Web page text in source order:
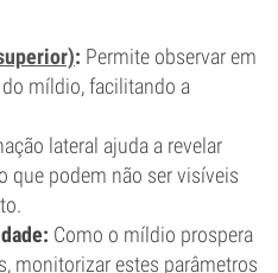
: Permite observar em
míldio, facilitando a
lateral ajuda a revelar
que podem não ser visíveis
Como o míldio prospera
monitorizar estes parâmetros